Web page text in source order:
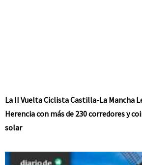
La II Vuelta Ciclista Castilla-La Mancha
Herencia con más de 230 corredores y
solar